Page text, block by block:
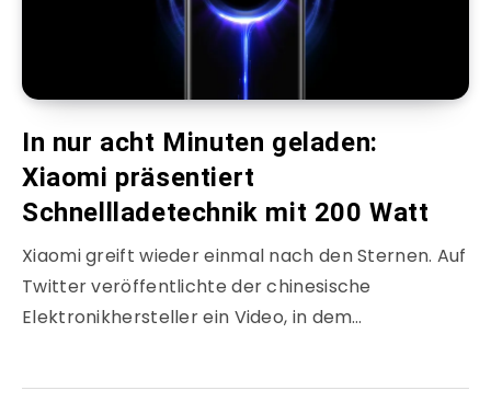
In nur acht Minuten geladen:
Xiaomi präsentiert
Schnellladetechnik mit 200 Watt
Xiaomi greift wieder einmal nach den Sternen. Auf
Twitter veröffentlichte der chinesische
Elektronikhersteller ein Video, in dem…